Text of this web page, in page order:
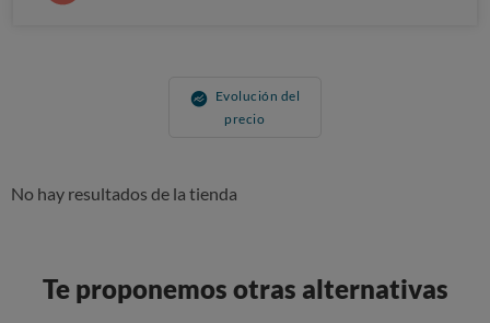
Evolución del
precio
No hay resultados de la tienda
Te proponemos otras alternativas